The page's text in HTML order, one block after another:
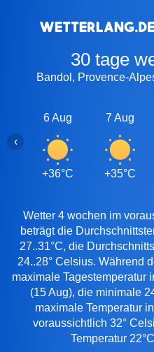
30 tage
Bandol, Provence-
6 Aug
+36°C
7 Aug
+35°C
‹
Wetter 4 wochen im
beträgt die
27..31°C, die
24..28° Celsius. Während
maximale Tagestemperatur
(15 Aug), die minimale
maximale Temperatur
voraussichtlich 32°
Temperatur